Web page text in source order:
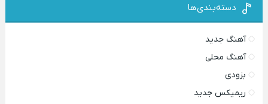
دسته‌بندی‌ها
آهنگ جدید
آهنگ محلی
بزودی
ریمیکس جدید